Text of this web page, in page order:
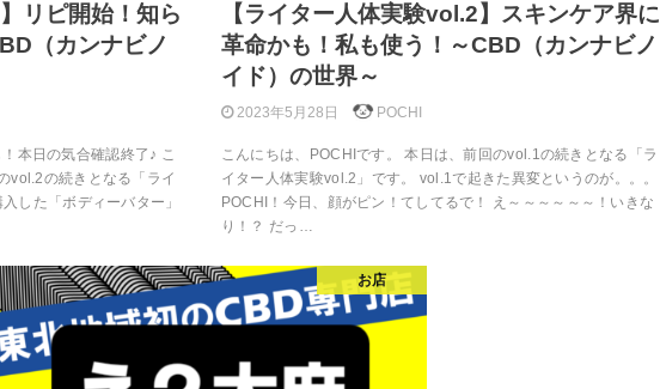
リピ開始！知ら
（カンナビノ
本日の気合確認終了♪ こ
vol.2の続きとなる「ライ
した「ボディーバター」
【ライター人体実験vol.2】スキンケア界に
革命かも！私も使う！～CBD（カンナビノ
イド）の世界～
2023年5月28日 POCHI
こんにちは、POCHIです。 本日は、前回のvol.1の続きとなる「ラ
イター人体実験vol.2」です。 vol.1で起きた異変というのが。。。
POCHI！今日、顔がピン！てしてるで！ え～～～～～～！いきな
り！？ だっ…
お店